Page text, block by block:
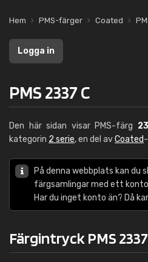
Hem PMS-färger Coated
Logga in
PMS 2337 C
Den här sidan visar PMS-färg
kategorin 2 serie, en del avCoated
På denna webbplats kan du
färgsamlingar med ett
Har du inget konto än? Då
Färgintryck PMS